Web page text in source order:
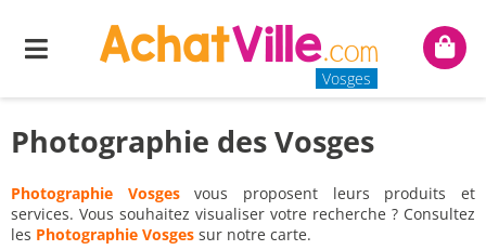
Menu
Vosges
Mon
Photographie des Vosges
Photographie Vosgesvous proposent leurs produits et
services. Vous souhaitez visualiser votre recherche ? Consultez
les Photographie Vosges sur notre carte.